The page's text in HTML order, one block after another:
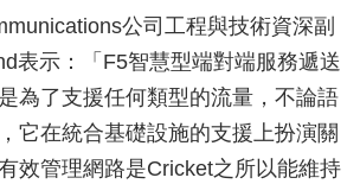
公司工程與技術資深副
表示：「F5智慧型端對端服務遞送
為了支援任何類型的流量，不論語
它在統合基礎設施的支援上扮演關
效管理網路是Cricket之所以能維持